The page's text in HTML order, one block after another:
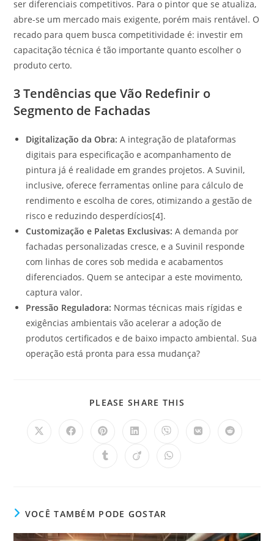
ser diferenciais competitivos. Para o pintor que se atualiza,
abre-se um mercado mais exigente, porém mais rentável. O
recado para quem busca competitividade é: investir em
capacitação técnica é tão importante quanto escolher o
produto certo.
3 Tendências que Vão Redefinir o
Segmento de Fachadas
Digitalização da Obra: A integração de plataformas
digitais para especificação e acompanhamento de
pintura já é realidade em grandes projetos. A Suvinil,
inclusive, oferece ferramentas online para cálculo de
rendimento e escolha de cores, otimizando a gestão de
risco e reduzindo desperdícios[4].
Customização e Paletas Exclusivas: A demanda por
fachadas personalizadas cresce, e a Suvinil responde
com linhas de cores sob medida e acabamentos
diferenciados. Quem se antecipar a este movimento,
captura valor.
Pressão Reguladora: Normas técnicas mais rígidas e
exigências ambientais vão acelerar a adoção de
produtos certificados e de baixo impacto ambiental. Sua
operação está pronta para essa mudança?
PLEASE SHARE THIS
VOCÊ TAMBÉM PODE GOSTAR